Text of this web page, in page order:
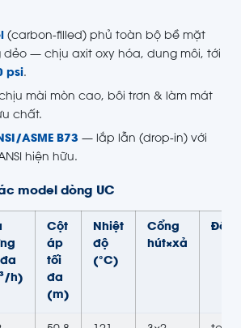
(carbon-filled) phủ toàn bộ bề mặt
dẻo — chịu axit oxy hóa, dung môi, tới
psi.
mài mòn cao, bôi trơn & làm mát
chất.
ASME B73 — lắp lẫn (drop-in) với
hiện hữu.
model dòng UC
h)
Cột
áp
tối
đa
(m)
Nhiệt
độ
(°C)
Cổng
hút×xả